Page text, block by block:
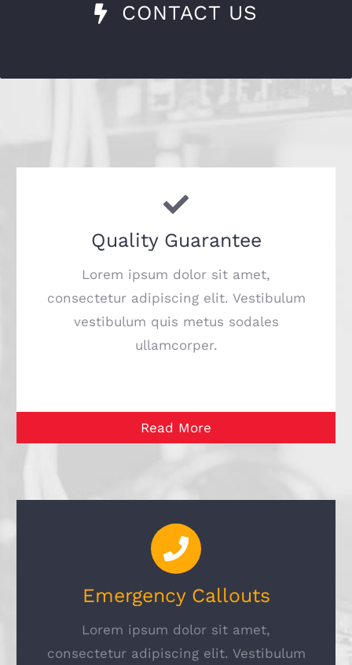
CONTACT US
Quality Guarantee
Lorem ipsum dolor sit amet,
consectetur adipiscing elit. Vestibulum
vestibulum quis metus sodales
ullamcorper.
Read More
Emergency Callouts
Lorem ipsum dolor sit amet,
consectetur adipiscing elit. Vestibulum